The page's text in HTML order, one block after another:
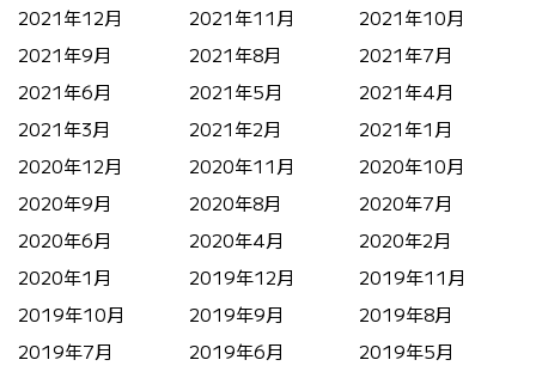
2021年12月
2021年11月
2021年10月
2021年9月
2021年8月
2021年7月
2021年6月
2021年5月
2021年4月
2021年3月
2021年2月
2021年1月
2020年12月
2020年11月
2020年10月
2020年9月
2020年8月
2020年7月
2020年6月
2020年4月
2020年2月
2020年1月
2019年12月
2019年11月
2019年10月
2019年9月
2019年8月
2019年7月
2019年6月
2019年5月